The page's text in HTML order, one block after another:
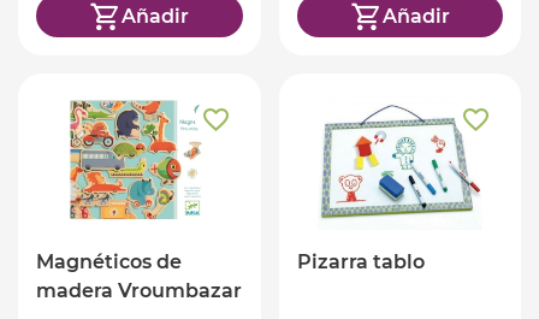
Añadir Añadir
Magnéticos de
madera Vroumbazar
Pizarra tablo